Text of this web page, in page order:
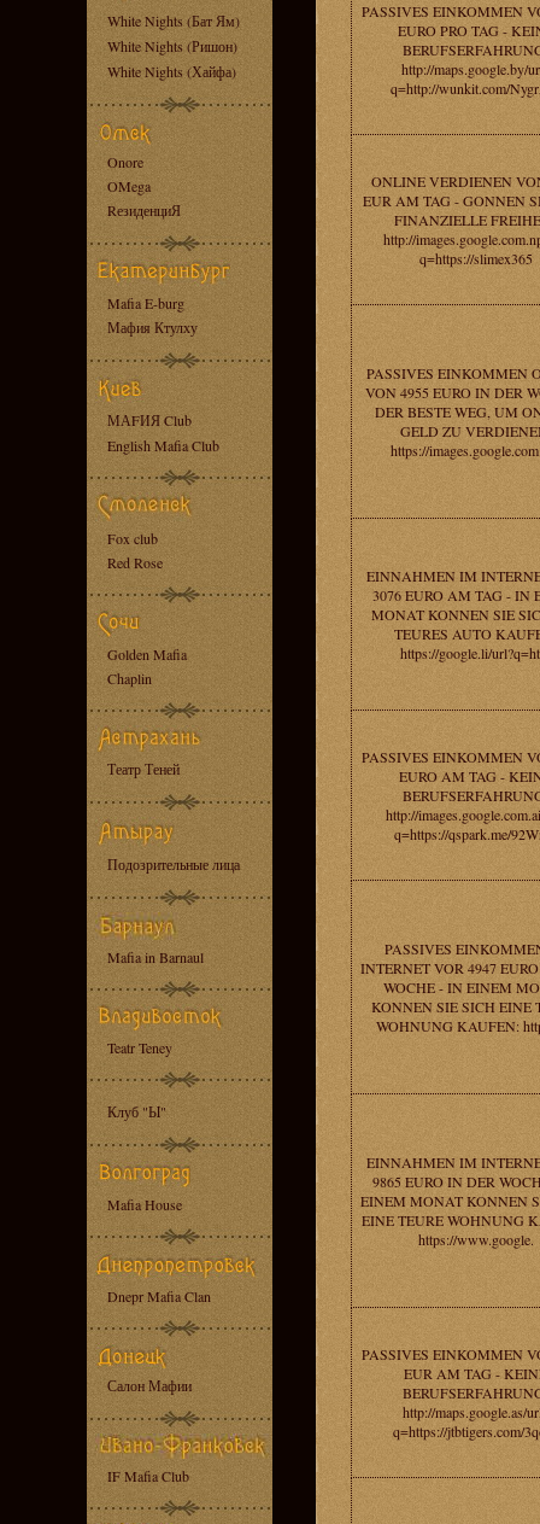
White Nights (Бат Ям)
White Nights (Ришон)
White Nights (Хайфа)
Onore
OMega
RезиденциЯ
Mafia E-burg
Мафия Ктулху
МАFИЯ Club
English Mafia Club
Fox club
Red Rose
Golden Mafia
Chaplin
Театр Теней
Подозрительные лица
Mafia in Barnaul
Teatr Teney
Клуб "Ы"
Mafia House
Dnepr Mafia Clan
Салон Мафии
IF Mafia Club
PASSIVES EINKOMMEN
EURO PRO TAG -
http://maps.google.by/
q=http://wunkit.com/
ONLINE VERDIENEN
EUR AM TAG - GONNEN
FINANZIELLE
http://
q=https://slimex365
PASSIVES EINKOMMEN
VON 4955 EURO IN DER
DER BESTE WEG, UM
GELD ZU
https://
EINNAHMEN IM
3076 EURO AM TAG - IN
MONAT KONNEN SIE
TEURES AUTO
https://google.li/
PASSIVES EINKOMMEN
EURO AM TAG -
http://
q=https://qspark.me/
PASSIVES
INTERNET VOR 4947
WOCHE - IN EINEM
KONNEN SIE SICH EINE
WOHNUNG KAUFEN:
EINNAHMEN IM
9865 EURO IN DER
EINEM MONAT KONNEN
EINE TEURE WOHNUNG
https://www.google.
PASSIVES EINKOMMEN
EUR AM TAG -
http://maps.google.as/
q=https://jtbtigers.com/